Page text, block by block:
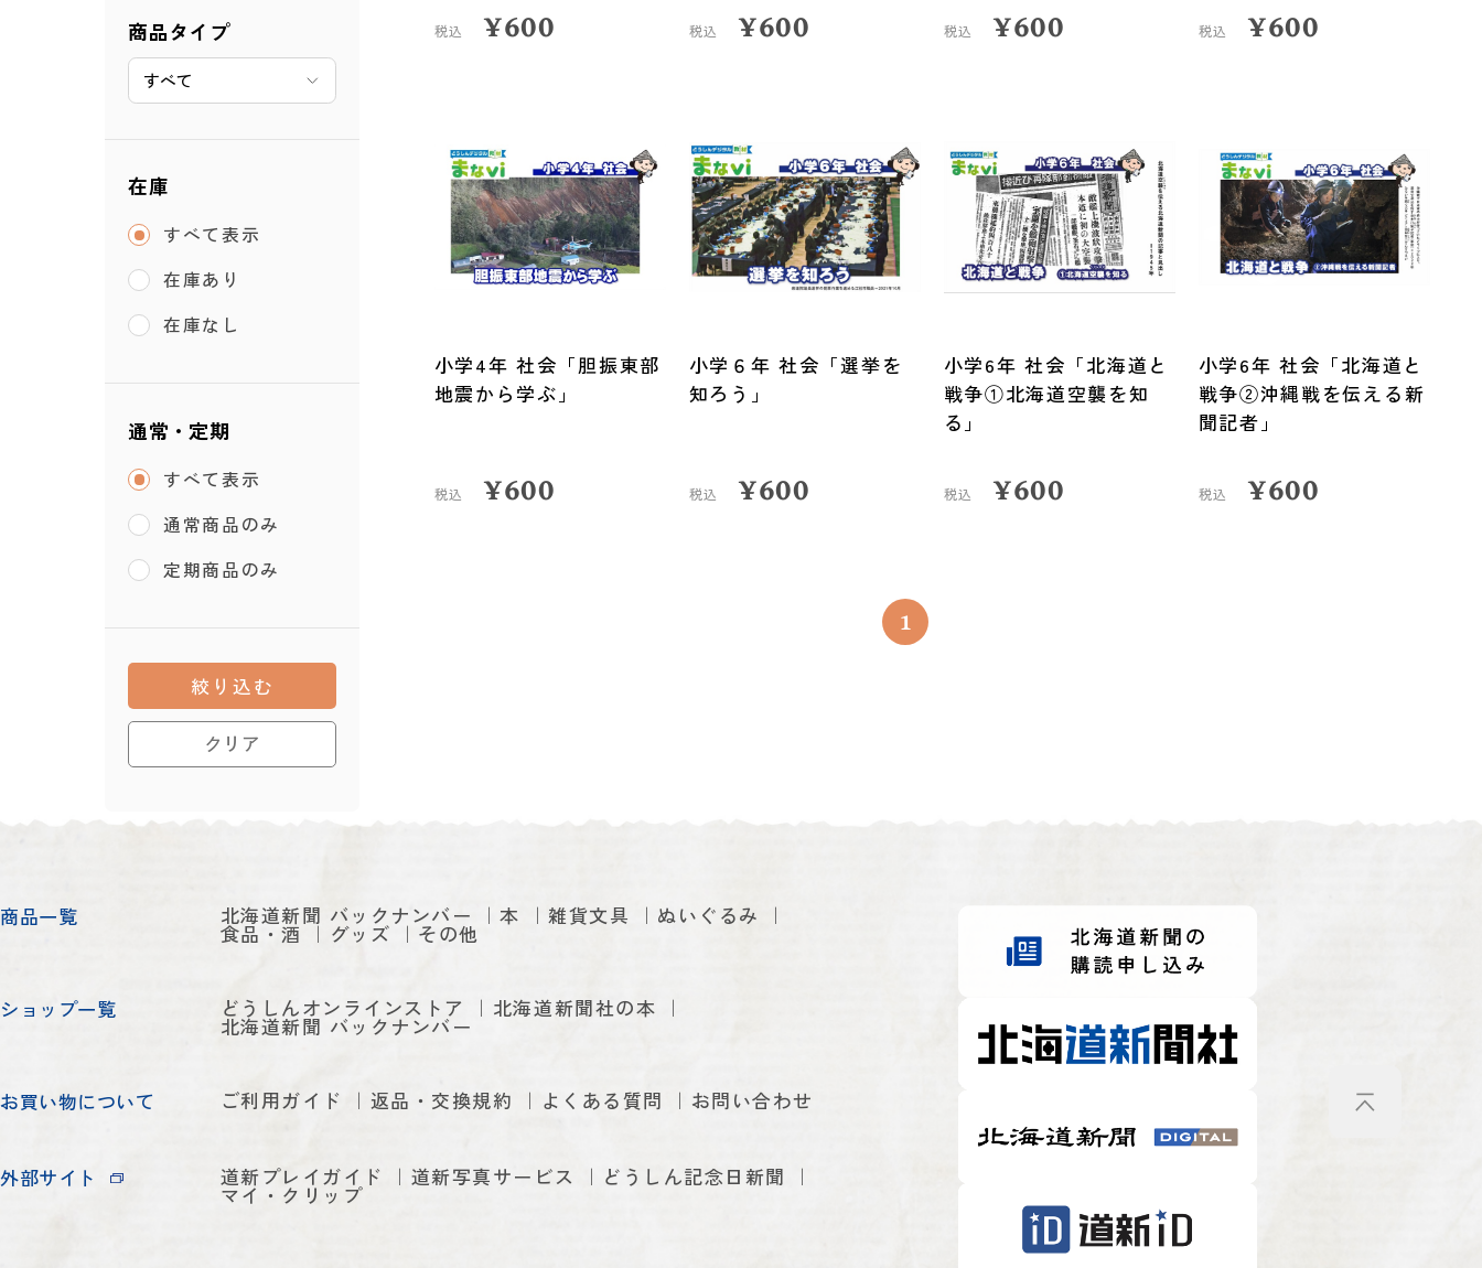
商品タイプ
在庫
すべて表示
在庫あり
在庫なし
通常・定期
すべて表示
通常商品のみ
定期商品のみ
クリア
絞り込む
税込 ¥600 税込 ¥600 税込 ¥600 税込 ¥600
小学4年 社会「胆振東部
地震から学ぶ」
税込 ¥600
小学６年 社会「選挙を
知ろう」
税込 ¥600
小学6年 社会「北海道と
戦争①北海道空襲を知
る」
税込 ¥600
小学6年 社会「北海道と
戦争②沖縄戦を伝える新
聞記者」
税込 ¥600
1
商品一覧 北海道新聞 バックナンバー 本 雑貨文具 ぬいぐるみ
食品・酒 グッズ その他
ショップ一覧 どうしんオンラインストア 北海道新聞社の本
北海道新聞 バックナンバー
お買い物について ご利用ガイド 返品・交換規約 よくある質問 お問い合わせ
外部サイト 道新プレイガイド 道新写真サービス どうしん記念日新聞
マイ・クリップ